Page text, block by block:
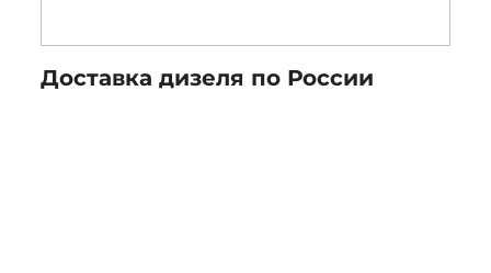
Доставка дизеля по России